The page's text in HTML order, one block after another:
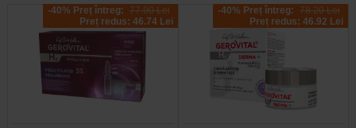
-40% Preț întreg: 77.90 Lei
Preț redus: 46.74 Lei
-40% Preț întreg: 78.20 Lei
Preț redus: 46.92 Lei